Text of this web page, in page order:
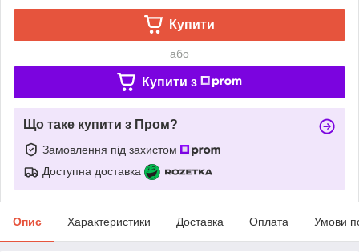
Купити
або
Купити з
Що таке купити з Пром?
Замовлення під захистом
Доступна доставка
Опис Характеристики Доставка Оплата Умови